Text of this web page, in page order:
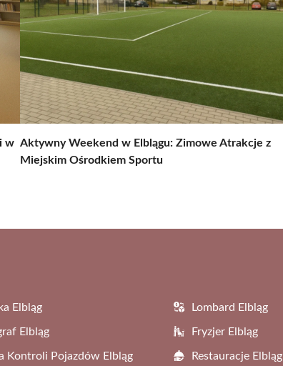
w Aktywny Weekend w Elblągu: Zimowe Atrakcje z
Miejskim Ośrodkiem Sportu
Elbląg Lombard Elbląg
Elbląg Fryzjer Elbląg
Kontroli Pojazdów Elbląg Restauracje Elbląg